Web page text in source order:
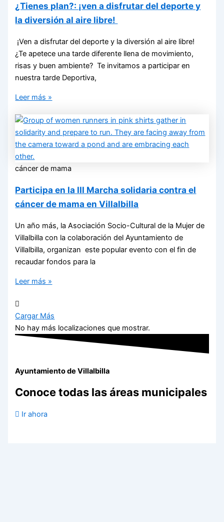
¿Tienes plan?: ¡ven a disfrutar del deporte y
la diversión al aire libre!
¡Ven a disfrutar del deporte y la diversión al aire libre!
¿Te apetece una tarde diferente llena de movimiento,
risas y buen ambiente? Te invitamos a participar en
nuestra tarde Deportiva,
Leer más »
cáncer de mama
Participa en la III Marcha solidaria contra el
cáncer de mama en Villalbilla
Un año más, la Asociación Socio-Cultural de la Mujer de
Villalbilla con la colaboración del Ayuntamiento de
Villalbilla, organizan este popular evento con el fin de
recaudar fondos para la
Leer más »
Cargar Más
No hay más localizaciones que mostrar.
Ayuntamiento de Villalbilla
Conoce todas las áreas municipales
Ir ahora